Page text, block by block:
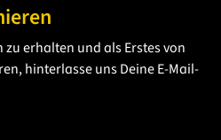
erhalten und als Erstes von
hinterlasse uns Deine E-Mail-